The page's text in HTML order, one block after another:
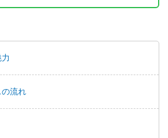
流れ